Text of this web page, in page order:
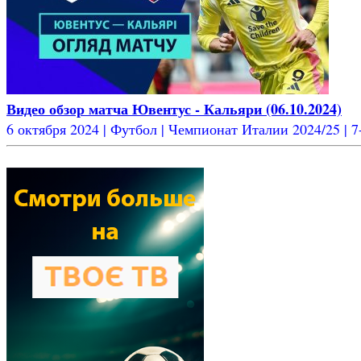
Видео обзор матча Ювентус - Кальяри (06.10.2024)
6 октября 2024 | Футбол | Чемпионат Италии 2024/25 |